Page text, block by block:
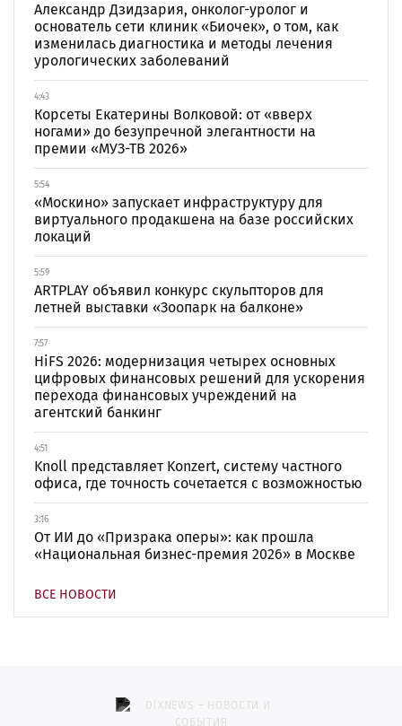
Александр Дзидзария, онколог-уролог и
основатель сети клиник «Биочек», о том, как
изменилась диагностика и методы лечения
урологических заболеваний
4:43
Корсеты Екатерины Волковой: от «вверх
ногами» до безупречной элегантности на
премии «МУЗ-ТВ 2026»
5:54
«Москино» запускает инфраструктуру для
виртуального продакшена на базе российских
локаций
5:59
ARTPLAY объявил конкурс скульпторов для
летней выставки «Зоопарк на балконе»
7:57
HiFS 2026: модернизация четырех основных
цифровых финансовых решений для ускорения
перехода финансовых учреждений на
агентский банкинг
4:51
Knoll представляет Konzert, систему частного
офиса, где точность сочетается с возможностью
3:16
От ИИ до «Призрака оперы»: как прошла
«Национальная бизнес-премия 2026» в Москве
ВСЕ НОВОСТИ